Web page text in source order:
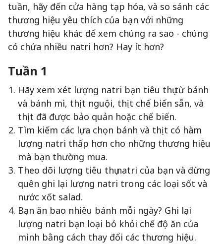
tuần, hãy đến cửa hàng tạp hóa, và so sánh các
thương hiệu yêu thích của bạn với những
thương hiệu khác để xem chúng ra sao - chúng
có chứa nhiều natri hơn? Hay ít hơn?
Tuần 1
Hãy xem xét lượng natri bạn tiêu thụ từ bánh
và bánh mì, thịt nguội, thịt chế biến sẵn, và
thịt đã được bảo quản hoặc chế biến.
Tìm kiếm các lựa chọn bánh và thịt có hàm
lượng natri thấp hơn cho những thương hiệu
mà bạn thường mua.
Theo dõi lượng tiêu thụ natri của bạn và đừng
quên ghi lại lượng natri trong các loại sốt và
nước xốt salad.
Bạn ăn bao nhiêu bánh mỗi ngày? Ghi lại
lượng natri bạn loại bỏ khỏi chế độ ăn của
mình bằng cách thay đổi các thương hiệu.